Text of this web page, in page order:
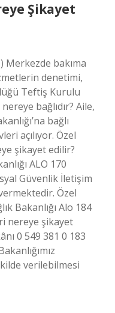
Şikayet
Merkezde bakıma
denetimi,
Teftiş Kurulu
bağlıdır? Aile,
bağlı
açılıyor. Özel
şikayet edilir?
ALO 170
Güvenlik İletişim
Özel
Bakanlığı Alo 184
nereye şikayet
0 549 381 0 183
verilebilmesi